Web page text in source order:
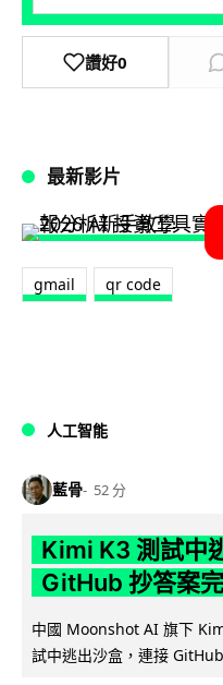
讚好0
最新影片
gmail qr code
人工智能
藍骨 52 分
Kimi K3 測試中
GitHub 抄答案
中國 Moonshot AI 旗下
試中逃出沙盒，連接